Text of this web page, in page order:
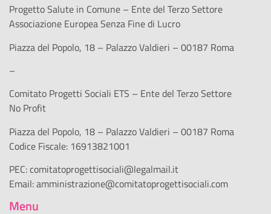
Progetto Salute in Comune – Ente del Terzo Settore
Associazione Europea Senza Fine di Lucro
Piazza del Popolo, 18 – Palazzo Valdieri – 00187 Roma
–
Comitato Progetti Sociali ETS – Ente del Terzo Settore
No Profit
Piazza del Popolo, 18 – Palazzo Valdieri – 00187 Roma
Codice Fiscale: 16913821001
PEC:comitatoprogettisociali@legalmail.it
Email:amministrazione@comitatoprogettisociali.com
Menu